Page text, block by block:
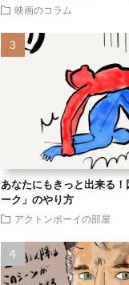
映画のコラム
あなたにもきっと出来る
ーク」のやり方
アクトンボーイの部屋